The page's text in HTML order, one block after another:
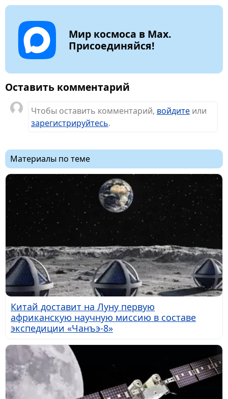
Мир космоса в Max.
Присоединяйся!
Оставить комментарий
Чтобы оставить комментарий, войдите или
зарегистрируйтесь.
Материалы по теме
Китай доставит на Луну первую
африканскую научную миссию в составе
экспедиции «Чанъэ-8»